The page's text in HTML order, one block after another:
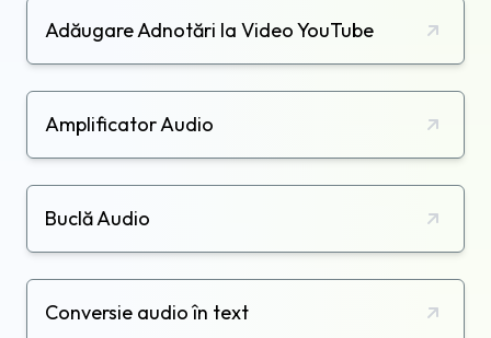
Adăugare Adnotări la Video YouTube
Amplificator Audio
Buclă Audio
Conversie audio în text